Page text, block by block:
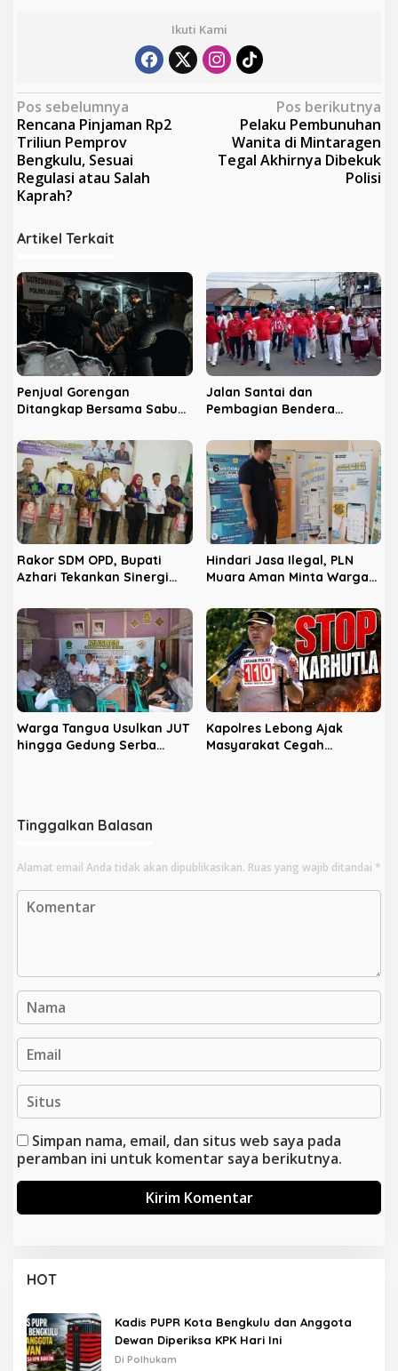
Ikuti Kami
N
a
v
i
g
a
i
p
o
s
Pos sebelumnya
Rencana Pinjaman Rp2
Triliun Pemprov
Bengkulu, Sesuai
Regulasi atau Salah
Kaprah?
Pos berikutnya
Pelaku Pembunuhan
Wanita di Mintaragen
Tegal Akhirnya Dibekuk
Polisi
Artikel Terkait
Penjual Gorengan
Ditangkap Bersama Sabu
Oknum APH Disebut Saat
Interogasi
Jalan Santai dan
Pembagian Bendera
Lebong
Rakor SDM OPD, Bupati
Azhari Tekankan Sinergi
Hindari Jasa Ilegal, PLN
Muara Aman Minta Warga
Warga Tangua Usulkan JUT
hingga Gedung Serba
Kapolres Lebong Ajak
Masyarakat Cegah
Tinggalkan Balasan
Alamat email Anda tidak akan dipublikasikan. Ruas yang wajib ditandai *
Simpan nama, email, dan situs web saya pada
peramban ini untuk komentar saya berikutnya.
HOT
Kadis PUPR Kota Bengkulu dan Anggota
Dewan Diperiksa KPK Hari Ini
Di Polhukam